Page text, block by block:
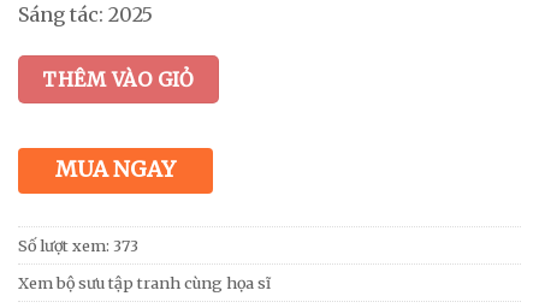
Sáng tác: 2025
THÊM VÀO GIỎ
MUA NGAY
Số lượt xem: 373
Xem bộ sưu tập tranh cùng họa sĩ